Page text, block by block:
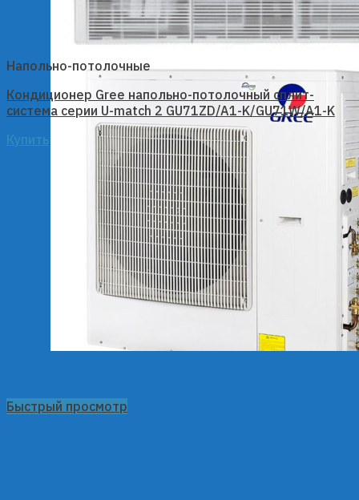
Быстрый просмотр
Напольно-потолочные
Кондиционер Gree напольно-потолочный сплит-
система серии U-match 2 GU71ZD/A1-K/GU71W/A1-K
Купить